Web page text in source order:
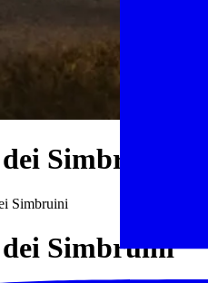
Simbruini
Simbruini
dei Simbruini